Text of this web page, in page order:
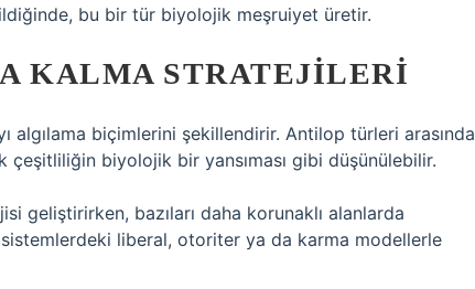
bu bir tür biyolojik meşruiyet üretir.
KALMA STRATEJILERI
algılama biçimlerini şekillendirir. Antilop türleri arasında
biyolojik bir yansıması gibi düşünülebilir.
geliştirirken, bazıları daha korunaklı alanlarda
sistemlerdeki liberal, otoriter ya da karma modellerle